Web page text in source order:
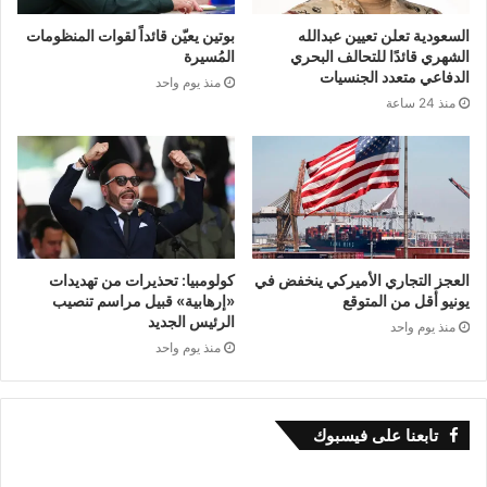
وتم إرسال “رن شيويه شان”، وهو خبير في العشب
من نينغشيا، للعمل في المركز النموذجي في عام
2017. وبعد زراعة ما يقارب على 40 صنفا من
المحاصيل العلفية في الصحراء وإجراء العديد من
اختبارات المقارنة، حدد “رن” الخيارات الأكثر ملاءمة
لظروف الطقس والتربة المحلية، ألا وهي: البرسيم
الحجازي وعشب قاودان.
وفي هذا السياق، قال رن: “يُزرع هذان الصنفان على
نطاق واسع في شمالي الصين، وهما مقاومان
للحرارة والبرودة أيضا، كما أنهما ملائمان للتربة
السعودية تعلن تعيين عبدالله
الشهري قائدًا للتحالف البحري
الدفاعي متعدد الجنسيات
منذ 24 ساعة
بوتين يعيّن قائداً لقوات المنظومات
المُسيرة
منذ يوم واحد
العجز التجاري الأميركي ينخفض في
يونيو أقل من المتوقع
منذ يوم واحد
كولومبيا: تحذيرات من تهديدات
«إرهابية» قبيل مراسم تنصيب
الرئيس الجديد
منذ يوم واحد
تابعنا على فيسبوك